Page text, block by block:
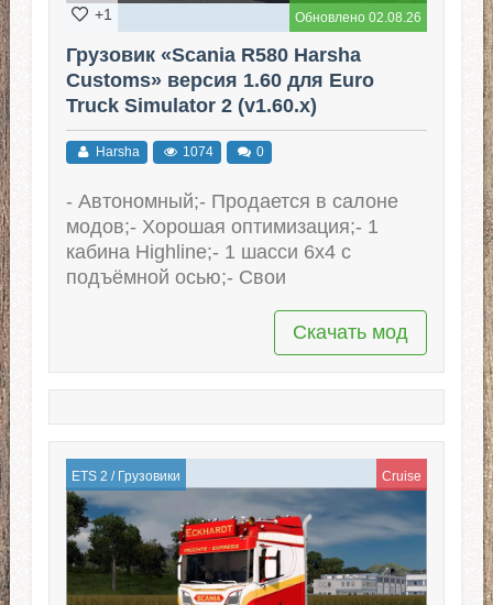
Обновлено 02.08.26
+1
Грузовик «Scania R580 Harsha
Customs» версия 1.60 для Euro
Truck Simulator 2 (v1.60.x)
Harsha 1074 0
- Автономный;- Продается в салоне
модов;- Хорошая оптимизация;- 1
кабина Highline;- 1 шасси 6x4 с
подъёмной осью;- Свои
Скачать мод
ETS 2 / Грузовики Cruise